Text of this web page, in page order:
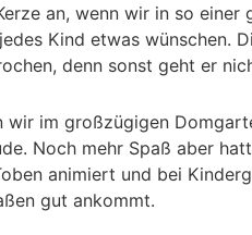
an, wenn wir in so einer
Kind etwas wünschen.
denn sonst geht er
wir im großzügigen
Noch mehr Spaß aber
animiert und bei
gut ankommt.